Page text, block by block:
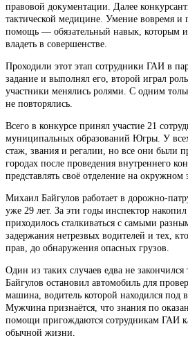
правовой документации. Далее
тактической медицине. Умение вовремя и
помощь — обязательный навык, которым
владеть в совершенстве.
Проходили этот этап сотрудники ГАИ в
задание и выполнял его, второй играл
участники менялись ролями. С одним
не повторялись.
Всего в конкурсе принял участие 21
муниципальных образований Югры. У
стаж, звания и регалии, но все они были
городах после проведения внутреннего
представлять своё отделение на окружном
Михаил Байгулов работает в дорожно-
уже 29 лет. За эти годы инспектор
приходилось сталкиваться с самыми
задержания нетрезвых водителей и тех,
прав, до обнаружения опасных грузов.
Один из таких случаев едва не
Байгулов остановил автомобиль для
машина, водитель которой находился под
Мужчина признаётся, что знания по
помощи пригождаются сотрудникам ГАИ
обычной жизни.